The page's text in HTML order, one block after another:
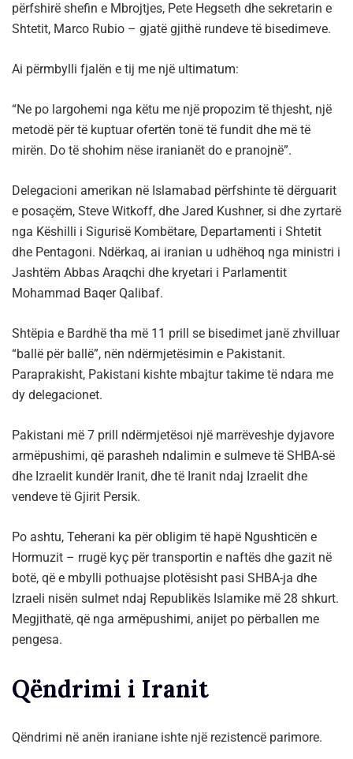
përfshirë shefin e Mbrojtjes, Pete Hegseth dhe sekretarin e
Shtetit, Marco Rubio – gjatë gjithë rundeve të bisedimeve.
Ai përmbylli fjalën e tij me një ultimatum:
“Ne po largohemi nga këtu me një propozim të thjesht, një
metodë për të kuptuar ofertën tonë të fundit dhe më të
mirën. Do të shohim nëse iranianët do e pranojnë”.
Delegacioni amerikan në Islamabad përfshinte të dërguarit
e posaçëm, Steve Witkoff, dhe Jared Kushner, si dhe zyrtarë
nga Këshilli i Sigurisë Kombëtare, Departamenti i Shtetit
dhe Pentagoni. Ndërkaq, ai iranian u udhëhoq nga ministri i
Jashtëm Abbas Araqchi dhe kryetari i Parlamentit
Mohammad Baqer Qalibaf.
Shtëpia e Bardhë tha më 11 prill se bisedimet janë zhvilluar
“ballë për ballë”, nën ndërmjetësimin e Pakistanit.
Paraprakisht, Pakistani kishte mbajtur takime të ndara me
dy delegacionet.
Pakistani më 7 prill ndërmjetësoi një marrëveshje dyjavore
armëpushimi, që parasheh ndalimin e sulmeve të SHBA-së
dhe Izraelit kundër Iranit, dhe të Iranit ndaj Izraelit dhe
vendeve të Gjirit Persik.
Po ashtu, Teherani ka për obligim të hapë Ngushticën e
Hormuzit – rrugë kyç për transportin e naftës dhe gazit në
botë, që e mbylli pothuajse plotësisht pasi SHBA-ja dhe
Izraeli nisën sulmet ndaj Republikës Islamike më 28 shkurt.
Megjithatë, që nga armëpushimi, anijet po përballen me
pengesa.
Qëndrimi i Iranit
Qëndrimi në anën iraniane ishte një rezistencë parimore.